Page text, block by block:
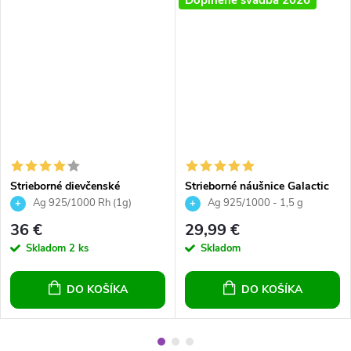
Strieborné dievčenské
náušnice tvar srdca so
dievčatá, pre ženy,
zaklapávacie
Ag 925/1000 Rh (1g)
36 €
Skladom 2 ks
DO KOŠÍKA
Strieborné náušnice Galactic
Light Rose
Ag 925/1000 - 1,5 g
29,99 €
Skladom
DO KOŠÍKA